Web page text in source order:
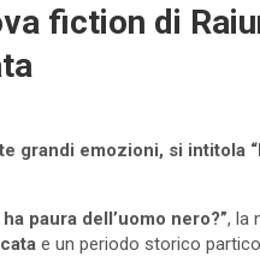
fiction di
grandi emozioni, si intitola
paura dell’uomo nero?”, la
e un periodo storico